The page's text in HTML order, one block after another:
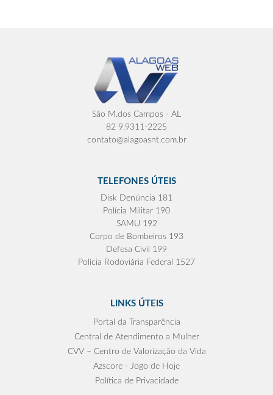
São M.dos Campos - AL
82 9.9311-2225
contato@alagoasnt.com.br
TELEFONES ÚTEIS
Disk Denúncia 181
Polícia Militar 190
SAMU 192
Corpo de Bombeiros 193
Defesa Civil 199
Polícia Rodoviária Federal 1527
LINKS ÚTEIS
Portal da Transparência
Central de Atendimento a Mulher
CVV – Centro de Valorização da Vida
Azscore - Jogo de Hoje
Política de Privacidade